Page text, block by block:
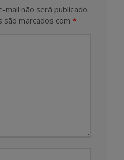
mail não será publicado.
são marcados com *